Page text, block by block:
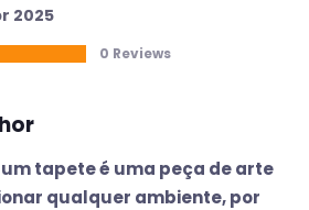
2025
0 Reviews
tapete é uma peça de arte
qualquer ambiente, por